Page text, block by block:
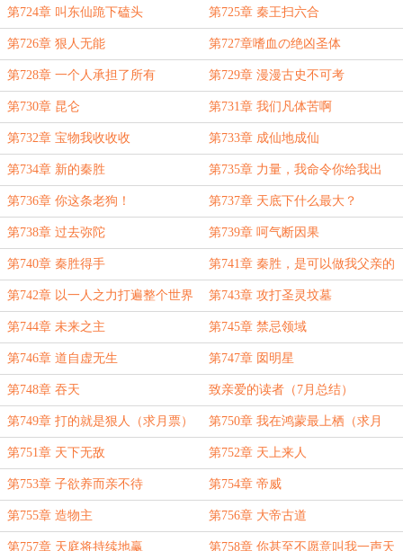
第724章 叫东仙跪下磕头 第725章 秦王扫六合
第726章 狠人无能 第727章嗜血の绝凶圣体
第728章 一个人承担了所有 第729章 漫漫古史不可考
第730章 昆仑 第731章 我们凡体苦啊
第732章 宝物我收收收 第733章 成仙地成仙
第734章 新的秦胜 第735章 力量，我命令你给我出
来！
第736章 你这条老狗！ 第737章 天底下什么最大？
第738章 过去弥陀 第739章 呵气断因果
第740章 秦胜得手 第741章 秦胜，是可以做我父亲的
男人
第742章 以一人之力打遍整个世界 第743章 攻打圣灵坟墓
第744章 未来之主 第745章 禁忌领域
第746章 道自虚无生 第747章 囡明星
第748章 吞天 致亲爱的读者（7月总结）
第749章 打的就是狠人（求月票） 第750章 我在鸿蒙最上栖（求月
票）
第751章 天下无敌 第752章 天上来人
第753章 子欲养而亲不待 第754章 帝威
第755章 造物主 第756章 大帝古道
第757章 天庭将持续地赢 第758章 你甚至不愿意叫我一声天